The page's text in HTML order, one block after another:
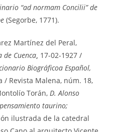
“ad normam Concilii” de
(Segorbe, 1771).
Martínez del Peral,
de Cuenca 17-02-1927 /
Biográficoa Español,
/ Revista Malena, núm. 18,
Torán, D. Alonso
taurino;
ilustrada de la catedral